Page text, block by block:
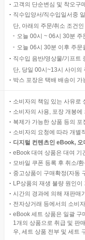
고객의 단순변심 및 착오구
직수입양서/직수입일서중
단, 아래의 주문/취소 조건
오늘 00시 ~ 06시 30분
오늘 06시 30분 이후 주
직수입 음반/영상물/기프트
단, 당일 00시~13시 사이의
박스 포장은 택배 배송이
소비자의 책임 있는 사유로
소비자의 사용, 포장 개봉
복제가 가능한 상품 등의
소비자의 요청에 따라 개별
디지털 컨텐츠인 eBook,
eBook 대여 상품은 대여 기
모바일 쿠폰 등록 후 취소/
중고상품이 구매확정(자동
LP상품의 재생 불량 원인
시간의 경과에 의해 재판매
전자상거래 등에서의 소비
eBook 세트 상품은 일괄 구
1개의 상품으로 취급 및 판
우, 세트 상품 전부 및 세트